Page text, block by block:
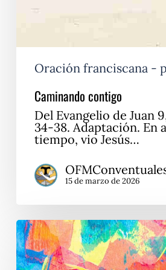
Oración franciscana -
Caminando contigo
Del Evangelio de Juan
34-38. Adaptación. En
tiempo, vio Jesús…
15 de marzo de 2026
Ni
círculo,
ni
cuadrado